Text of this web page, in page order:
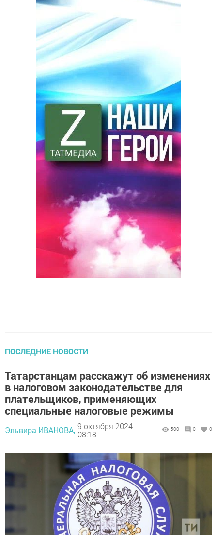
ПОСЛЕДНИЕ НОВОСТИ
Татарстанцам расскажут об изменениях
в налоговом законодательстве для
плательщиков, применяющих
специальные налоговые режимы
Эльвира ИВАНОВА, 9 октября 2024 -
08:18
500 0 0